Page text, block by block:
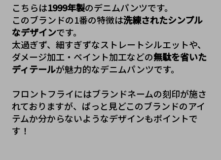
こちらは1999年製のデニムパンツです。
このブランドの1番の特徴は洗練されたシンプル
なデザインです。
太過ぎず、細すぎずなストレートシルエットや、
ダメージ加工・ペイント加工などの無駄を省いた
ディテールが魅力的なデニムパンツです。
フロントフライにはブランドネームの刻印が施さ
れておりますが、ぱっと見どこのブランドのアイ
テムか分からないようなデザインもポイントで
す！